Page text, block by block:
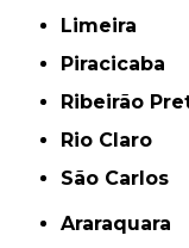
Limeira
Piracicaba
Ribeirão
Rio Claro
São Carlos
Araraquara